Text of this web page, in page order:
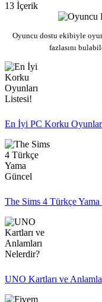
13 İçerik
Oyuncu dostu ekibiyle
fazlasını
En İyi PC Korku
The Sims 4 Türkçe
UNO Kartları ve